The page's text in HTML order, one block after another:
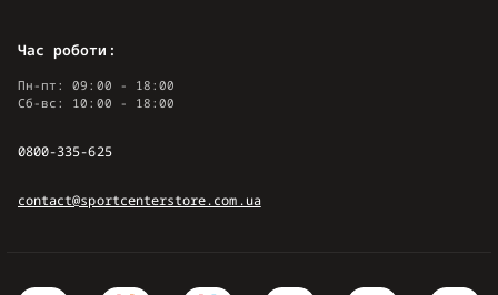
Час роботи:
Пн-пт: 09:00 - 18:00
Сб-вс: 10:00 - 18:00
0800-335-625
contact@sportcenterstore.com.ua